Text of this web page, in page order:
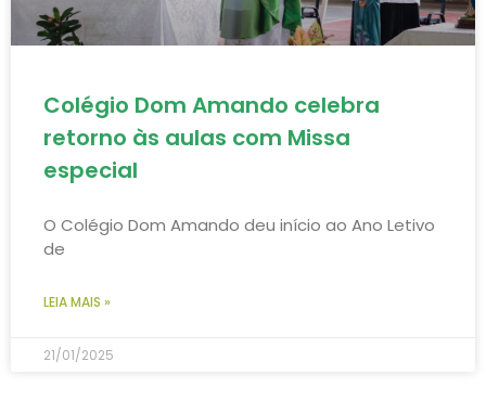
Colégio Dom Amando celebra
retorno às aulas com Missa
especial
O Colégio Dom Amando deu início ao Ano Letivo
de
LEIA MAIS »
21/01/2025